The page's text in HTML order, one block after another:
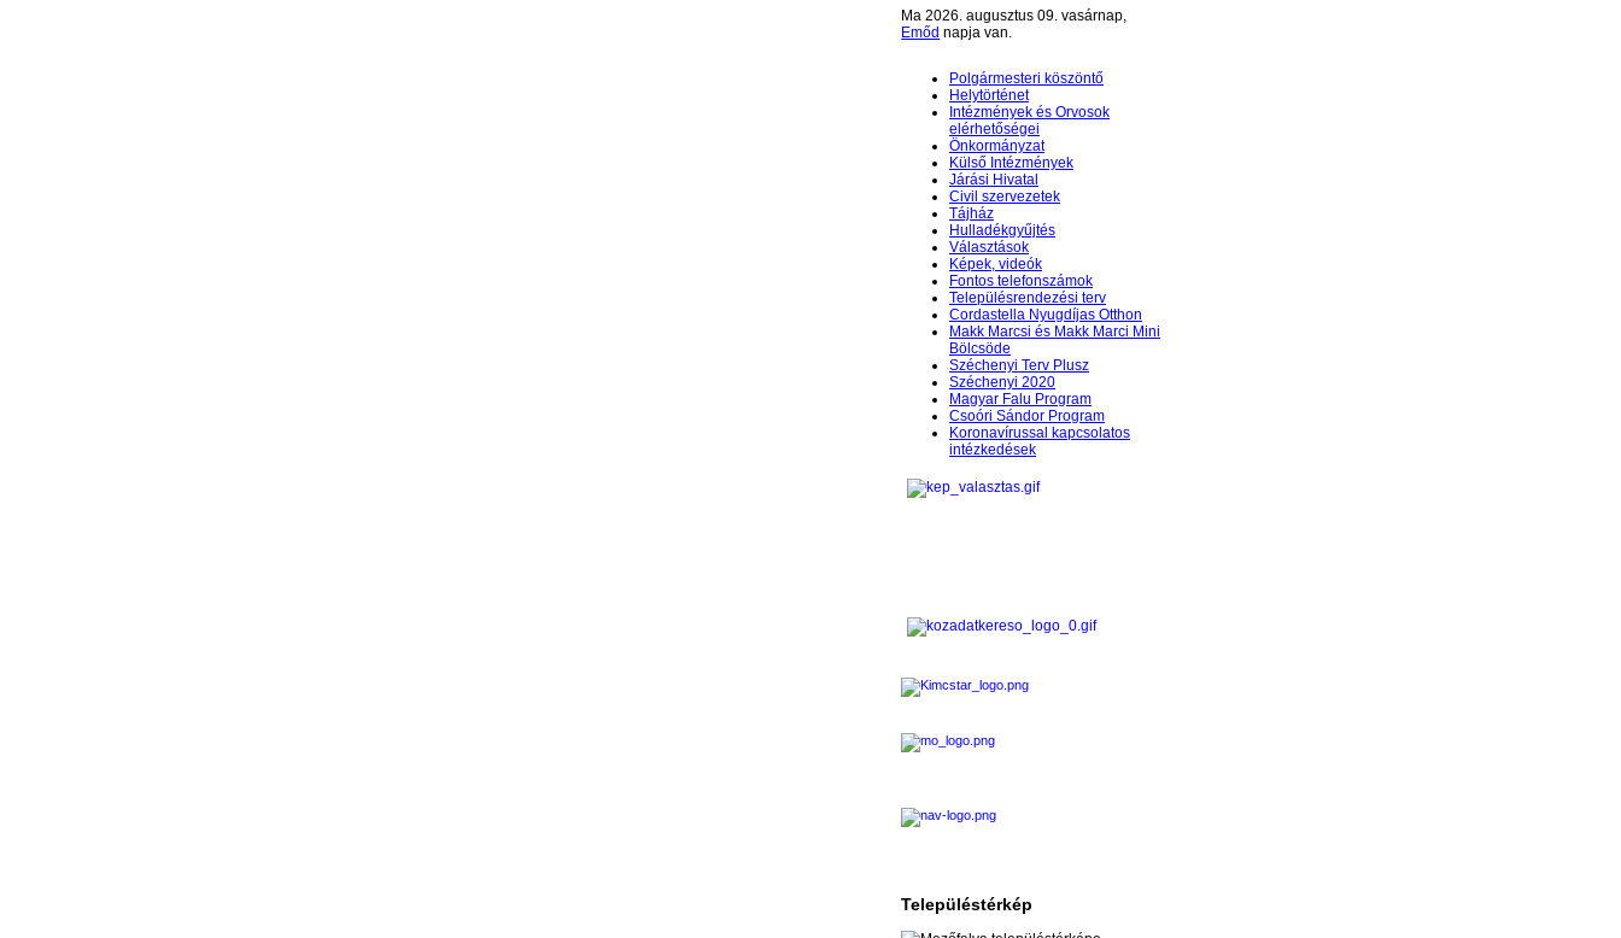
Ma 2026. augusztus 09. vasárnap,
Emőd napja van.
Polgármesteri köszöntő
Helytörténet
Intézmények és Orvosok
elérhetőségei
Önkormányzat
Külső Intézmények
Járási Hivatal
Civil szervezetek
Tájház
Hulladékgyűjtés
Választások
Képek, videók
Fontos telefonszámok
Településrendezési terv
Cordastella Nyugdíjas Otthon
Makk Marcsi és Makk Marci Mini
Bölcsöde
Széchenyi Terv Plusz
Széchenyi 2020
Magyar Falu Program
Csoóri Sándor Program
Koronavírussal kapcsolatos
intézkedések
Településtérkép